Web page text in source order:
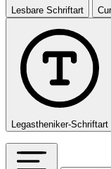
Lesbare Schriftart
Legastheniker-Schriftart